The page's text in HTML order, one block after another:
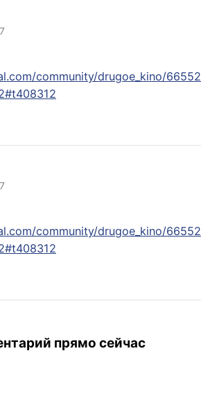
community/drugoe_kino/66552
community/drugoe_kino/66552
прямо сейчас